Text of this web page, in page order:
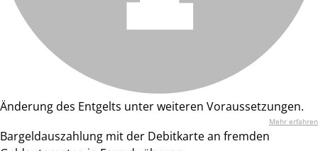
Änderung des Entgelts unter weiteren Voraussetzungen.
Mehr erfahren
Bargeldauszahlung mit der Debitkarte an fremden